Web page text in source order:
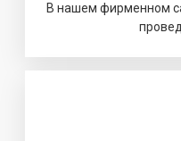
В нашем фирменном